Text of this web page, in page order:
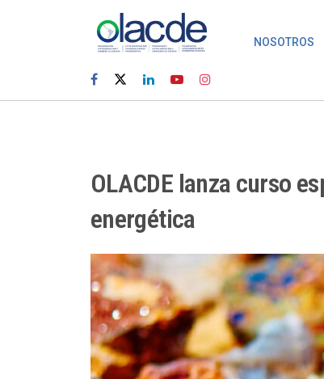
NOSOTROS
OLACDE lanza curso
energética